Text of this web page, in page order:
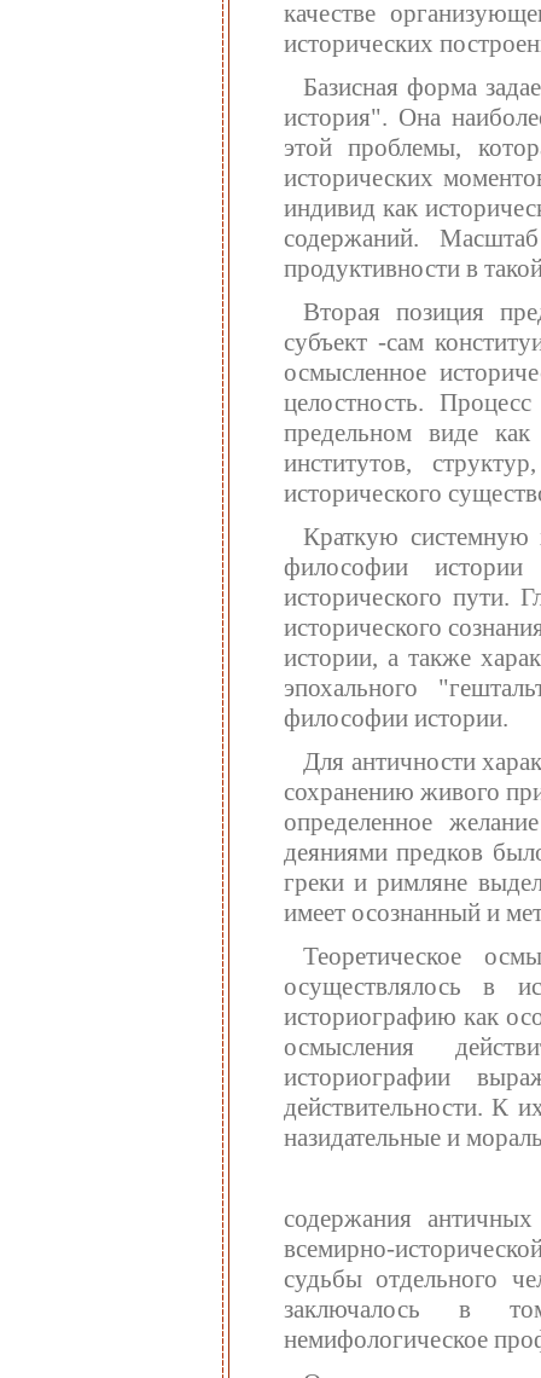
качестве
исторических
Базисная форма
история". Она
этой проблемы,
исторических
индивид как
содержаний.
продуктивности в
Вторая позиция
субъект -сам
осмысленное
целостность.
предельном виде
институтов,
исторического
Краткую системную
философии
исторического пути.
исторического
истории, а также
эпохального
философии истории.
Для античности
сохранению живого
определенное
деяниями предков
греки и римляне
имеет осознанный и
Теоретическое
осуществлялось в
историографию как
осмысления
историографии
действительности. К
назидательные и
содержания
всемирно-
судьбы отдельного
заключалось в
немифологическое